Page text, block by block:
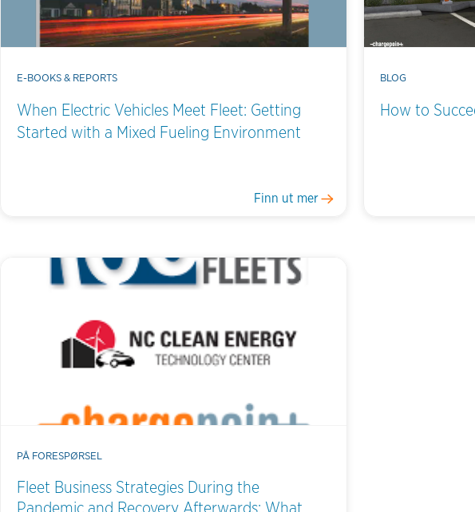
E-BOOKS & REPORTS
When Electric Vehicles Meet Fleet: Getting
Started with a Mixed Fueling Environment
Finn ut mer
BLOG
How to
PÅ FORESPØRSEL
Fleet Business Strategies During the
Pandemic and Recovery Afterwards: What